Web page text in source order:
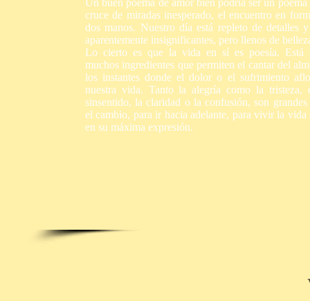
Un buen poema de amor bien podría ser un
cruce de miradas inesperado, el encuentro en
dos manos. Nuestro día está repleto de detalles
aparentemente insignificantes, pero llenos de
Lo cierto es que la vida en sí es poesía. Está
muchos ingredientes que permiten el cantar del
los instantes donde el dolor o el sufrimiento
nuestra vida. Tanto la alegría como la tristeza,
sinsentido, la claridad o la confusión, son grandes
el cambio, para ir hacia adelante, para vivir la vida
en su máxima expresión.